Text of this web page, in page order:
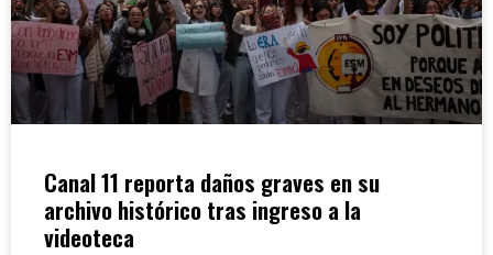
Canal 11 reporta daños graves en su
archivo histórico tras ingreso a la
videoteca